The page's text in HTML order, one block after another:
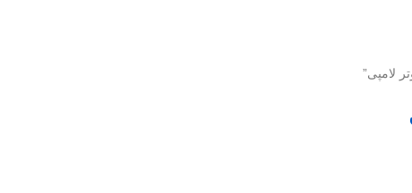
لامپی”